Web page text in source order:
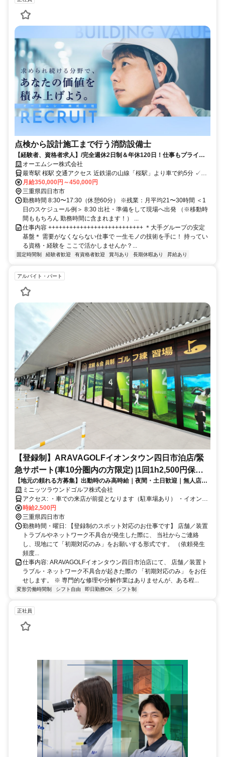
点検から設計施工まで行う消防設備士
【経験者、資格者求人】/完全週休2日制＆年休120日！仕事もプライベ
ートも充実
オーエムシー株式会社
最寄駅 桜駅 交通アクセス 近鉄湯の山線「桜駅」より車で約5分 ✓車
通勤OK ✓駐車場あり
月給350,000円～450,000円
三重県四日市市
勤務時間 8:30〜17:30（休憩60分） ※残業：月平均21〜30時間 ＜1
日のスケジュール例＞ 8:30 出社・準備をして現場へ出発 （※移動時
間ももちろん 勤務時間に含まれます！） ...
仕事内容 +++++++++++++++++++++++++++ ＊大手グループの安定
基盤＊ 需要がなくならない仕事で 一生モノの技術を手に！ 持ってい
る資格・経験を ここで活かしませんか？...
固定時間制 経験者歓迎 有資格者歓迎 賞与あり 長期休暇あり 昇給あり
アルバイト・パート
【登録制】ARAVAGOLFイオンタウン四日市泊店/緊
急サポート(車10分圏内の方限定) |1回1h2,500円保
証・未経験や副業OK
【地元の頼れる方募集】出動時のみ高時給｜夜間・土日歓迎｜無人店舗
の緊急サポート（登録制）
ミニッツラウンドゴルフ株式会社
アクセス: ・車での来店が前提となります（駐車場あり） ・イオンタ
ウン四日市泊店から “車で10分以内” にお住まいの方のみ募集 ・ご近
所で徒歩で出勤可能な方もOK
時給2,500円
三重県四日市市
勤務時間・曜日: 【登録制のスポット対応のお仕事です】 店舗／装置
トラブルやネットワーク不具合が発生した際に、 当社からご連絡
し、現地にて「初期対応のみ」をお願いする形式です。 （依頼発生
頻度...
仕事内容: ARAVAGOLFイオンタウン四日市泊店にて、 店舗／装置ト
ラブル・ネットワーク不具合が起きた際の 「初期対応のみ」 をお任
せします。 ※ 専門的な修理や分解作業はありませんが、ある程...
変形労働時間制 シフト自由 即日勤務OK シフト制
正社員